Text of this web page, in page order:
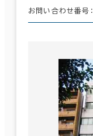
お問い合わせ番号：